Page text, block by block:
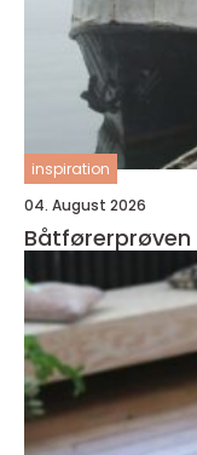
inspiration
04. August 2026